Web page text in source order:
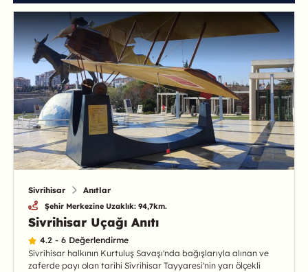
Sivrihisar Anıtlar
Şehir Merkezine Uzaklık: 94,7km.
Sivrihisar Uçağı Anıtı
4.2 - 6 Değerlendirme
Sivrihisar halkının Kurtuluş Savaşı'nda bağışlarıyla alınan ve
zaferde payı olan tarihi Sivrihisar Tayyaresi'nin yarı ölçekli